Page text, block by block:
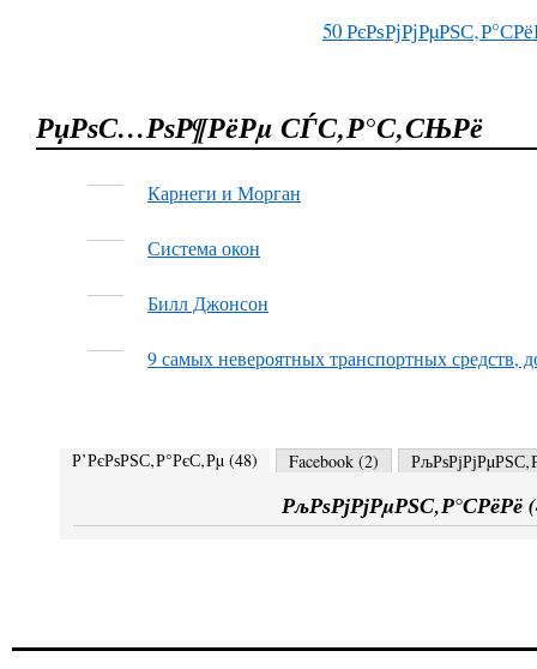
50
РџРѕС…РѕР¶РёРµ СЃС‚Р°С‚СЊРё
Карнеги и Морган
Система окон
Билл Джонсон
9 самых невероятных транспортных средств,
Р’РєРѕРЅС‚Р°РєС‚Рµ (48) Facebook (2)
РљРѕРјРјРµРЅС‚Р°СРёРё (